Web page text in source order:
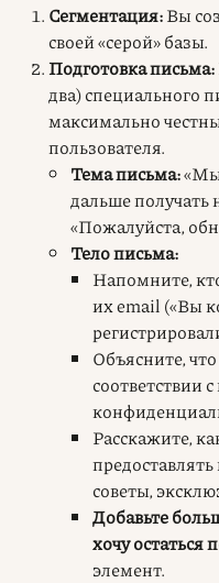
Сегментация:Вы
своей «серой» базы.
Подготовка письма:
два) специального
максимально
пользователя.
Тема письма:«Мы
дальше
«Пожалуйста,
Тело письма:
Напомните,
их email («Вы
Объясните,
соответствии
Расскажите,
советы,
Добавьте
хочу остаться
элемент.